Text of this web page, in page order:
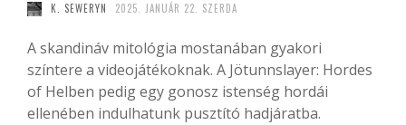
K. SEWERYN 2025. JANUÁR 22. SZERDA
A skandináv mitológia mostanában gyakori
színtere a videojátékoknak. A Jötunnslayer: Hordes
of Helben pedig egy gonosz istenség hordái
ellenében indulhatunk pusztító hadjáratba.